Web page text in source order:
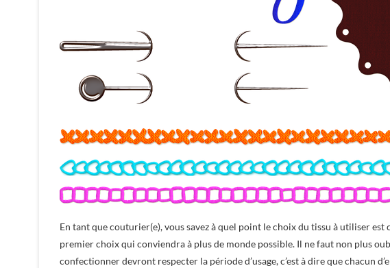
En tant que couturier(e), vous savez à quel point le choix du tissu à utiliser
premier choix qui conviendra à plus de monde possible. Il ne faut non plus
confectionner devront respecter la période d’usage, c’est à dire que chacun